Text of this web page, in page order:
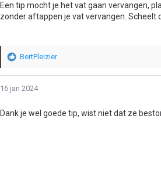
Een tip mocht je het vat gaan vervangen,
zonder aftappen je vat vervangen. Scheelt
W
r
e
BertPleizier
16 jan 2024
Dank je wel goede tip, wist niet dat ze